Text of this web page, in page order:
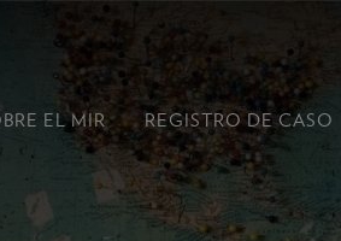
EL MIR REGISTRO DE CASO